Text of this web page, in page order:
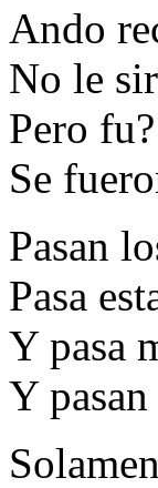
Ando
No le
Pero
Se
Pasan
Pasa
Y pasa
Y